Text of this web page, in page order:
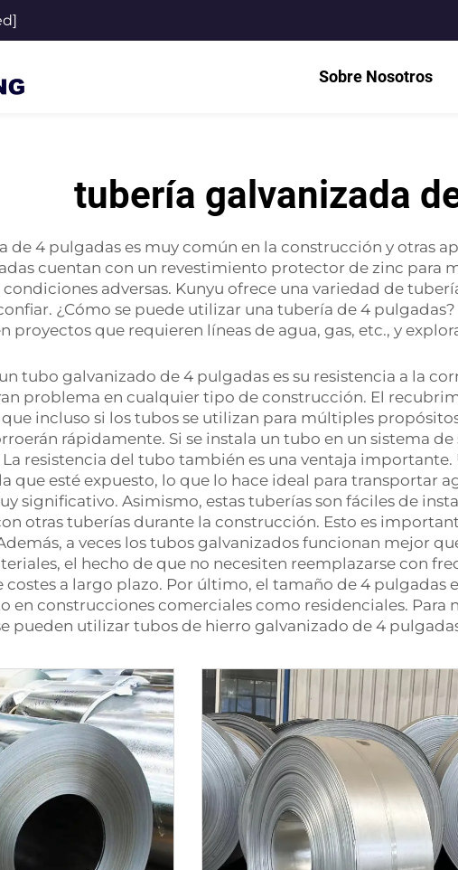
Sobre Nosotros
tubería galvanizada
de 4 pulgadas es muy común en la construcción y otras
cuentan con un revestimiento protector de zinc para
adversas. Kunyu ofrece una variedad de
¿Cómo se puede utilizar una tubería de 4
proyectos que requieren líneas de agua, gas, etc., y
tubo galvanizado de 4 pulgadas es su resistencia a la
problema en cualquier tipo de construcción. El
incluso si los tubos se utilizan para múltiples
rápidamente. Si se instala un tubo en un sistema
resistencia del tubo también es una ventaja
que esté expuesto, lo que lo hace ideal para transportar
significativo. Asimismo, estas tuberías son fáciles de
otras tuberías durante la construcción. Esto es
a veces los tubos galvanizados funcionan mejor
el hecho de que no necesiten reemplazarse con
a largo plazo. Por último, el tamaño de 4 pulgadas
en construcciones comerciales como residenciales. Para
pueden utilizar tubos de hierro galvanizado de 4